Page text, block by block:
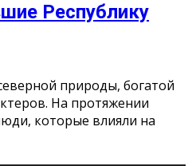
Республику
природы, богатой
На протяжении
которые влияли на